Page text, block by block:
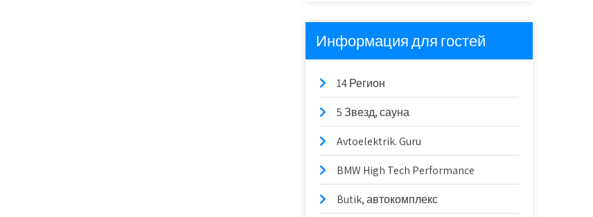
Информация для гостей
14 Регион
5 Звезд, сауна
Avtoelektrik. Guru
BMW High Tech Performance
Butik, автокомплекс